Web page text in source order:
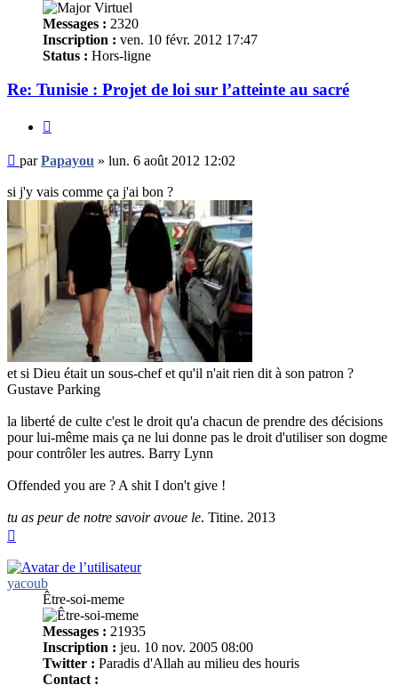
Messages : 2320
Inscription : ven. 10 févr. 2012 17:47
Status : Hors-ligne
Re: Tunisie : Projet de loi sur l’atteinte au sacré
Message
non
lu
parPapayou » lun. 6 août 2012 12:02
si j'y vais comme ça j'ai bon ?
et si Dieu était un sous-chef et qu'il n'ait rien dit à son patron ?
Gustave Parking
la liberté de culte c'est le droit qu'a chacun de prendre des décisions
pour lui-même mais ça ne lui donne pas le droit d'utiliser son dogme
pour contrôler les autres. Barry Lynn
Offended you are ? A shit I don't give !
tu as peur de notre savoir avoue le. Titine. 2013
yacoub
Être-soi-meme
Messages : 21935
Inscription : jeu. 10 nov. 2005 08:00
Twitter : Paradis d'Allah au milieu des houris
Contact :